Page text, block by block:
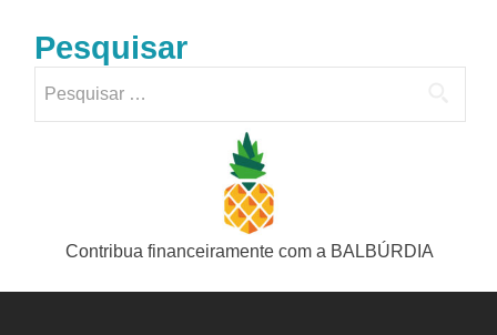
Pesquisar
por:
Contribua financeiramente com a BALBÚRDIA